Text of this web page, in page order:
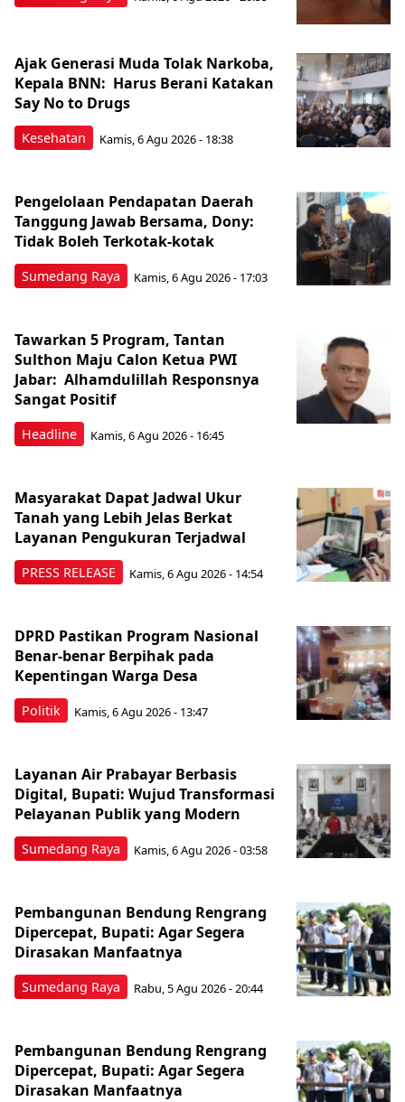
Kesehatan
Ajak Generasi Muda Tolak Narkoba,
Kepala BNN: Harus Berani Katakan
Say No to Drugs
Kamis, 6 Agu 2026 - 18:38
Sumedang Raya
Pengelolaan Pendapatan Daerah
Tanggung Jawab Bersama, Dony:
Tidak Boleh Terkotak-kotak
Kamis, 6 Agu 2026 - 17:03
Headline
Tawarkan 5 Program, Tantan
Sulthon Maju Calon Ketua PWI
Jabar: Alhamdulillah Responsnya
Sangat Positif
Kamis, 6 Agu 2026 - 16:45
PRESS RELEASE
Masyarakat Dapat Jadwal Ukur
Tanah yang Lebih Jelas Berkat
Layanan Pengukuran Terjadwal
Kamis, 6 Agu 2026 - 14:54
Politik
DPRD Pastikan Program Nasional
Benar-benar Berpihak pada
Kepentingan Warga Desa
Kamis, 6 Agu 2026 - 13:47
Sumedang Raya
Layanan Air Prabayar Berbasis
Digital, Bupati: Wujud Transformasi
Pelayanan Publik yang Modern
Kamis, 6 Agu 2026 - 03:58
Sumedang Raya
Pembangunan Bendung Rengrang
Dipercepat, Bupati: Agar Segera
Dirasakan Manfaatnya
Rabu, 5 Agu 2026 - 20:44
Pembangunan Bendung Rengrang
Dipercepat, Bupati: Agar Segera
Dirasakan Manfaatnya